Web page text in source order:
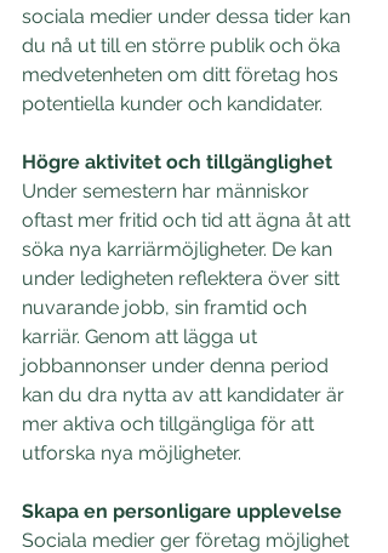
sociala medier under dessa tider kan
du nå ut till en större publik och öka
medvetenheten om ditt företag hos
potentiella kunder och kandidater.
Högre aktivitet och tillgänglighet
Under semestern har människor
oftast mer fritid och tid att ägna åt att
söka nya karriärmöjligheter. De kan
under ledigheten reflektera över sitt
nuvarande jobb, sin framtid och
karriär. Genom att lägga ut
jobbannonser under denna period
kan du dra nytta av att kandidater är
mer aktiva och tillgängliga för att
utforska nya möjligheter.
Skapa en personligare upplevelse
Sociala medier ger företag möjlighet